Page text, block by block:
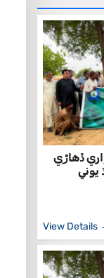
ڏهاڙي
View Details